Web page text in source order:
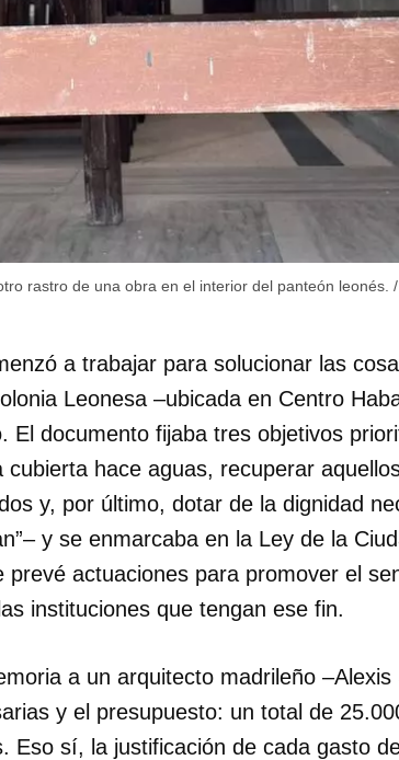
como favorito, primero has de iniciar sesión
INICIAR SESIÓN
rastro de una obra en el interior del panteón leonés.
a trabajar para solucionar las
Leonesa –ubicada en Centro
El documento fijaba tres objetivos
hace aguas, recuperar
y, por último, dotar de la dignidad
y se enmarcaba en la Ley de la
prevé actuaciones para promover el
instituciones que tengan ese fin.
a un arquitecto madrileño
y el presupuesto: un total de
Eso sí, la justificación de cada gasto